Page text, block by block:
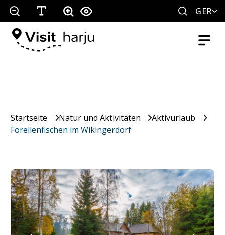
GER
Startseite Natur und Aktivitäten
Aktivurlaub
Forellenfischen im Wikingerdorf